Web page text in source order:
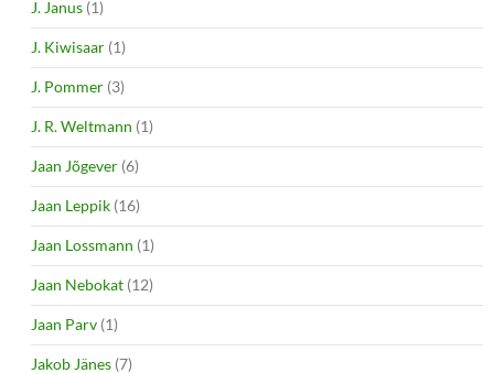
J. Janus (1)
J. Kiwisaar (1)
J. Pommer (3)
J. R. Weltmann (1)
Jaan Jõgever (6)
Jaan Leppik (16)
Jaan Lossmann (1)
Jaan Nebokat (12)
Jaan Parv (1)
Jakob Jänes (7)